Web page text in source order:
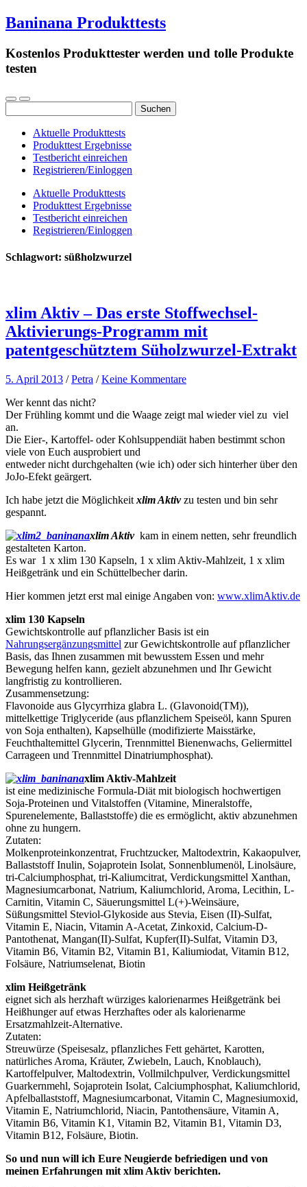
Baninana Produkttests
Kostenlos Produkttester werden und tolle Produkte
testen
nach:
Aktuelle Produkttests
Produkttest Ergebnisse
Testbericht einreichen
Registrieren/Einloggen
Aktuelle Produkttests
Produkttest Ergebnisse
Testbericht einreichen
Registrieren/Einloggen
Schlagwort: süßholzwurzel
xlim Aktiv – Das erste Stoffwechsel-
Aktivierungs-Programm mit
patentgeschütztem Süholzwurzel-Extrakt
5. April 2013 /Petra /Keine Kommentare
Wer kennt das nicht?
Der Frühling kommt und die Waage zeigt mal wieder viel zu viel
an.
Die Eier-, Kartoffel- oder Kohlsuppendiät haben bestimmt schon
viele von Euch ausprobiert und
entweder nicht durchgehalten (wie ich) oder sich hinterher über den
JoJo-Efekt geärgert.
Ich habe jetzt die Möglichkeit xlim Aktiv zu testen und bin sehr
gespannt.
xlimAktiv kam in einem netten, sehr freundlich
gestalteten Karton.
Es war 1 x xlim 130 Kapseln, 1 x xlim Aktiv-Mahlzeit, 1 x xlim
Heißgetränk und ein Schüttelbecher darin.
Hier kommen jetzt erst mal einige Angaben von: www.xlimAktiv.de
xlim 130 Kapseln
Gewichtskontrolle auf pflanzlicher Basis ist ein
Nahrungsergänzungsmittel zur Gewichtskontrolle auf pflanzlicher
Basis, das Ihnen zusammen mit bewusstem Essen und mehr
Bewegung helfen kann, gezielt abzunehmen und Ihr Gewicht
langfristig zu kontrollieren.
Zusammensetzung:
Flavonoide aus Glycyrrhiza glabra L. (Glavonoid(TM)),
mittelkettige Triglyceride (aus pflanzlichem Speiseöl, kann Spuren
von Soja enthalten), Kapselhülle (modifizierte Maisstärke,
Feuchthaltemittel Glycerin, Trennmittel Bienenwachs, Geliermittel
Carrageen und Trennmittel Dinatriumphosphat).
xlim Aktiv-Mahlzeit
ist eine medizinische Formula-Diät mit biologisch hochwertigen
Soja-Proteinen und Vitalstoffen (Vitamine, Mineralstoffe,
Spurenelemente, Ballaststoffe) die es ermöglicht, aktiv abzunehmen
ohne zu hungern.
Zutaten:
Molkenproteinkonzentrat, Fruchtzucker, Maltodextrin, Kakaopulver,
Ballaststoff Inulin, Sojaprotein Isolat, Sonnenblumenöl, Linolsäure,
tri-Calciumphosphat, tri-Kaliumcitrat, Verdickungsmittel Xanthan,
Magnesiumcarbonat, Natrium, Kaliumchlorid, Aroma, Lecithin, L-
Carnitin, Vitamin C, Säuerungsmittel L(+)-Weinsäure,
Süßungsmittel Steviol-Glykoside aus Stevia, Eisen (II)-Sulfat,
Vitamin E, Niacin, Vitamin A-Acetat, Zinkoxid, Calcium-D-
Pantothenat, Mangan(II)-Sulfat, Kupfer(II)-Sulfat, Vitamin D3,
Vitamin B6, Vitamin B2, Vitamin B1, Kaliumiodat, Vitamin B12,
Folsäure, Natriumselenat, Biotin
xlim Heißgetränk
eignet sich als herzhaft würziges kalorienarmes Heißgetränk bei
Heißhunger auf etwas Herzhaftes oder als kalorienarme
Ersatzmahlzeit-Alternative.
Zutaten:
Streuwürze (Speisesalz, pflanzliches Fett gehärtet, Karotten,
natürliches Aroma, Kräuter, Zwiebeln, Lauch, Knoblauch),
Kartoffelpulver, Maltodextrin, Vollmilchpulver, Verdickungsmittel
Guarkernmehl, Sojaprotein Isolat, Calciumphosphat, Kaliumchlorid,
Apfelballaststoff, Magnesiumcarbonat, Vitamin C, Magnesiumoxid,
Vitamin E, Natriumchlorid, Niacin, Pantothensäure, Vitamin A,
Vitamin B6, Vitamin K1, Vitamin B2, Vitamin B1, Vitamin D3,
Vitamin B12, Folsäure, Biotin.
So und nun will ich Eure Neugierde befriedigen und von
meinen Erfahrungen mit xlim Aktiv berichten.